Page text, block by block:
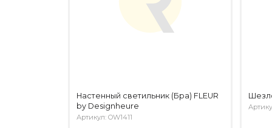
Настенный светильник (Бра) FLEUR
by Designheure
Артикул: OW1411